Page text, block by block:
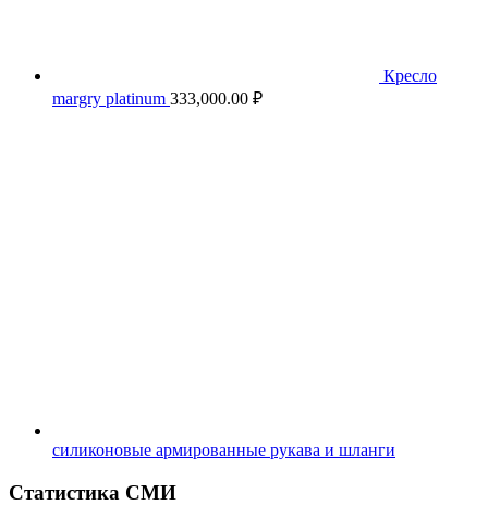
Кресло
margry platinum 333,000.00 ₽
силиконовые армированные рукава и шланги
Статистика СМИ